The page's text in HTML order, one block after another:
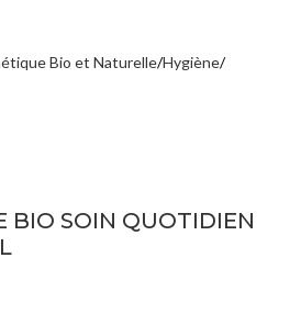
Bio et Naturelle Hygiène
BIO SOIN QUOTIDIEN